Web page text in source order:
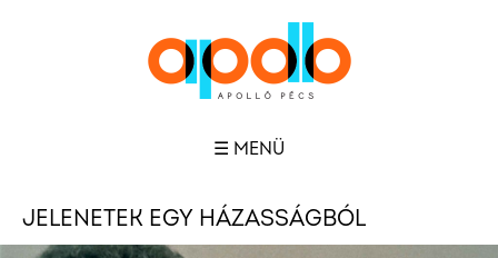
☰ MENÜ
JELENETEK EGY HÁZASSÁGBÓL